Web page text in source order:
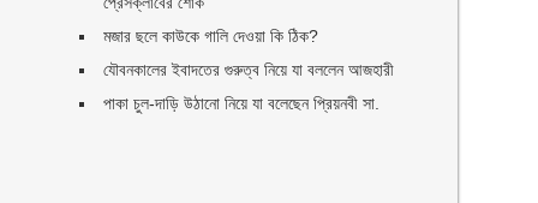
মজার ছলে কাউকে গালি দেওয়া কি ঠিক?
যৌবনকালের ইবাদতের গুরুত্ব নিয়ে যা বললেন আজহারী
পাকা চুল-দাড়ি উঠানো নিয়ে যা বলেছেন প্রিয়নবী সা.